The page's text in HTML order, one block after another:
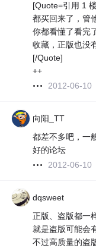
[Quote=引用 1
都买回来了，管
你都看懂了看完
收藏，正版也没
[/Quote]
++
2012-06-10
向阳_TT
都差不多吧，一
好的论坛
2012-06-10
dqsweet
正版、盗版都一
就是盗版可能会
不过高质量的盗